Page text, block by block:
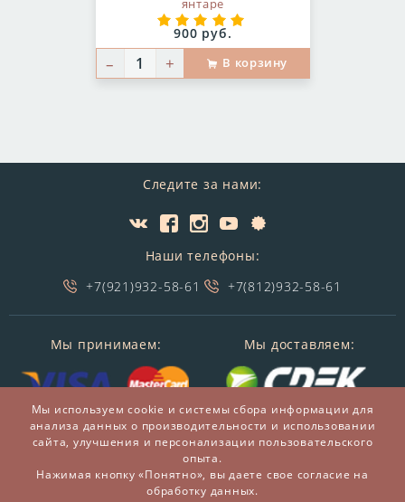
янтаре
Цена:
900 руб.
– + В корзину
Следите за нами:
Наши телефоны:
+7(921)932-58-61
+7(812)932-58-61
Мы принимаем: Мы доставляем:
© 2014-2026 БронзаМания -Интернет-магазин
Мы используем cookie и системы сбора информации для
анализа данных о производительности и использовании
сайта, улучшения и персонализации пользовательского
опыта.
Нажимая кнопку «Понятно», вы даете свое согласие на
обработку данных.